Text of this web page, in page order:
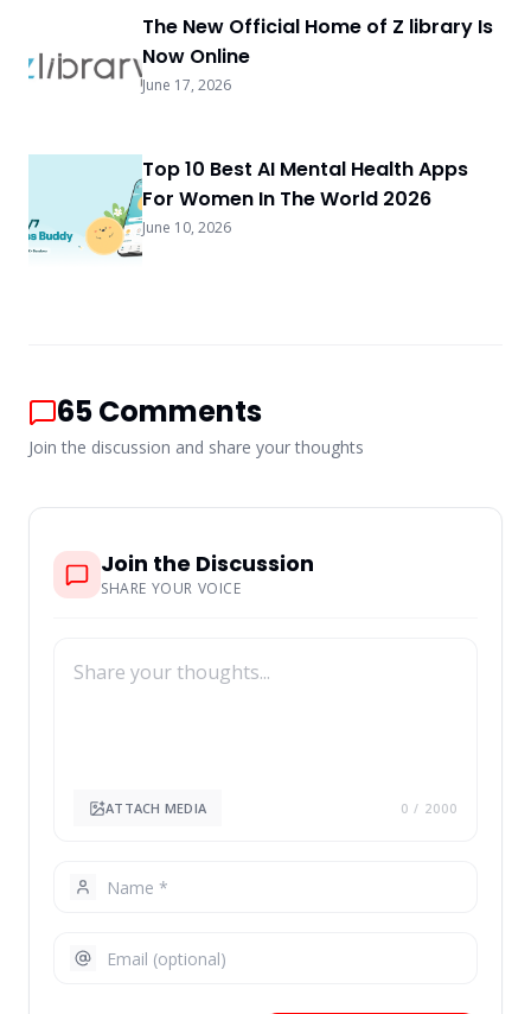
The New Official Home of Z library Is
Now Online
June 17, 2026
Top 10 Best AI Mental Health Apps
For Women In The World 2026
June 10, 2026
65Comments
Join the discussion and share your thoughts
Join the Discussion
SHARE YOUR VOICE
ATTACH MEDIA 0 / 2000